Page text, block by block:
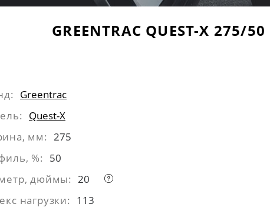
GREENTRAC QUEST-X 275/
Greentrac
Quest-X
мм: 275
%:
50
дюймы: 20
нагрузки:
113